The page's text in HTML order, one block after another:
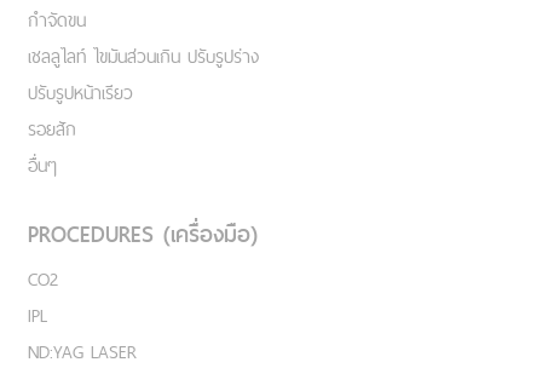
กำจัดขน
เชลลูไลท์ ไขมันส่วนเกิน ปรับรูปร่าง
ปรับรูปหน้าเรียว
รอยสัก
อื่นๆ
PROCEDURES (เครื่องมือ)
CO2
IPL
ND:YAG LASER